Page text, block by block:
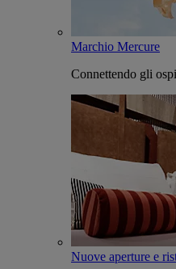
Marchio Mercure
Connettendo gli
Nuove aperture e